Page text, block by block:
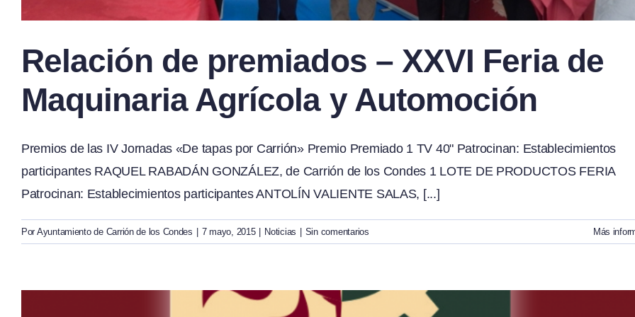
Relación de premiados – XXVI Feria de
Maquinaria Agrícola y Automoción
Premios de las IV Jornadas «De tapas por Carrión» Premio Premiado 1 TV 40" Patrocinan: Establecimientos
participantes RAQUEL RABADÁN GONZÁLEZ, de Carrión de los Condes 1 LOTE DE PRODUCTOS FERIA
Patrocinan: Establecimientos participantes ANTOLÍN VALIENTE SALAS, [...]
Por Ayuntamiento de Carrión de los Condes 7 mayo, 2015 Noticias Sin comentarios Más